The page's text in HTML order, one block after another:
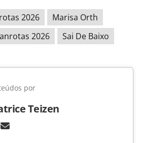
2026
Marisa Orth
2026
Sai De Baixo
por
Teizen